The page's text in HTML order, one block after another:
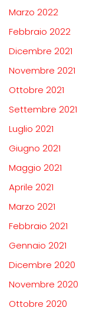
Marzo 2022
Febbraio 2022
Dicembre 2021
Novembre 2021
Ottobre 2021
Settembre 2021
Luglio 2021
Giugno 2021
Maggio 2021
Aprile 2021
Marzo 2021
Febbraio 2021
Gennaio 2021
Dicembre 2020
Novembre 2020
Ottobre 2020